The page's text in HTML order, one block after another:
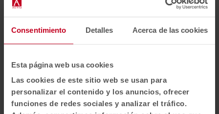
Consentimiento Detalles Acerca de las cookies
Esta página web usa cookies
Las cookies de este sitio web se usan para
personalizar el contenido y los anuncios, ofrecer
funciones de redes sociales y analizar el tráfico.
Cuff Cuic